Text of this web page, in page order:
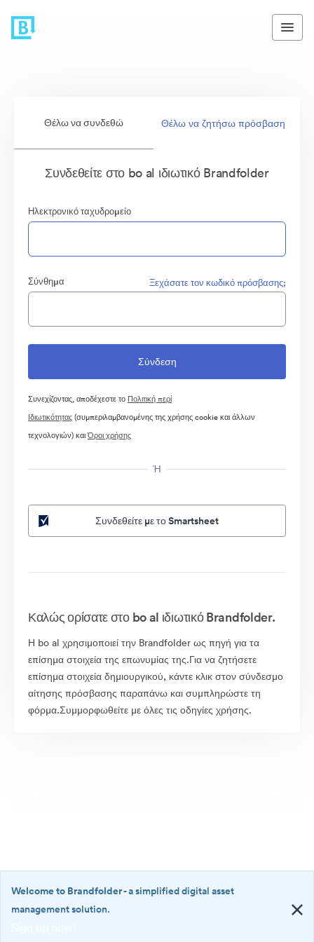
Θέλω να συνδεθώ Θέλω να ζητήσω πρόσβαση
Συνδεθείτε στο bo al ιδιωτικό Brandfolder
Ηλεκτρονικό ταχυδρομείο
Σύνθημα Ξεχάσατε τον κωδικό πρόσβασης;
Συνεχίζοντας, αποδέχεστε το Πολιτική περί
Ιδιωτικότητας(συμπεριλαμβανομένης της χρήσης cookie και άλλων
τεχνολογιών) καιΌροι χρήσης
Ή
Συνδεθείτε με το Smartsheet
Καλώς ορίσατε στο bo al ιδιωτικό Brandfolder.
Η bo al χρησιμοποιεί την Brandfolder ως πηγή για τα
επίσημα στοιχεία της επωνυμίας της.Για να ζητήσετε
επίσημα στοιχεία δημιουργικού, κάντε κλικ στον σύνδεσμο
αίτησης πρόσβασης παραπάνω και συμπληρώστε τη
φόρμα.Συμμορφωθείτε με όλες τις οδηγίες χρήσης.
Welcome to Brandfolder- a simplified digital asset
management solution.